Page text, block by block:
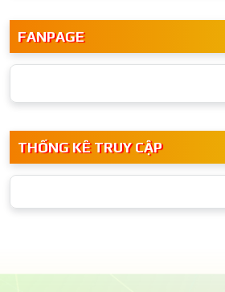
FANPAGE
THỐNG KÊ TRUY CẬP